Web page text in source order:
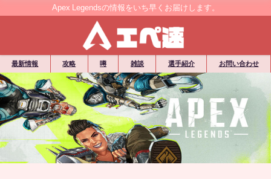
Apex Legendsの情報をいち早くお届けします。
最新情報 攻略 噂 雑談 選手紹介 お問い合わせ